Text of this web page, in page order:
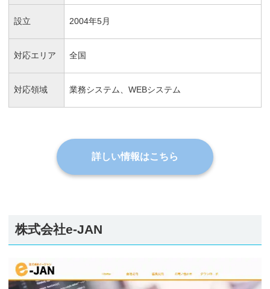
設立 2004年5月
対応エリア 全国
対応領域 業務システム、WEBシステム
詳しい情報はこちら
株式会社e-JAN